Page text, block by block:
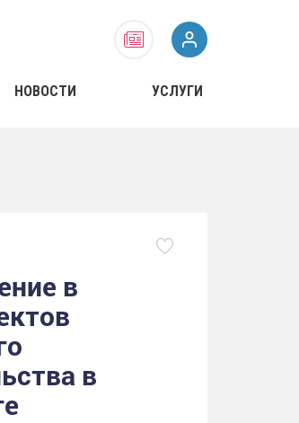
НОВОСТИ УСЛУГИ
в
в